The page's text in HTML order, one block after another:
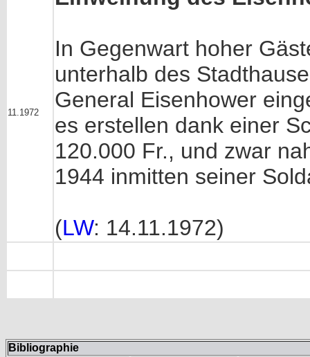
11.1972
In Gegenwart hoher
unterhalb des
General Eisenhower
es erstellen dank einer
120.000 Fr., und zwar
1944 inmitten seiner
(LW: 14.11.1972)
Bibliographie